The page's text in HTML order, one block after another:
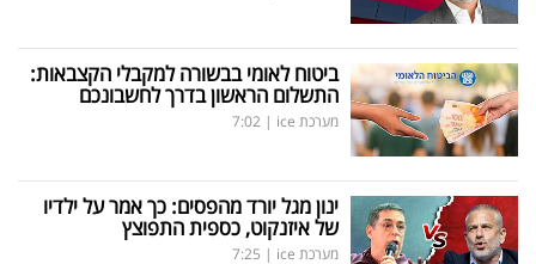
ביטוח לאומי בבשורה למקבלי הקצבאות:
התשלום הראשון בדרך לחשבונכם
מערכת ice |
7:02
ינון מגל יורד מהפסים: כך אמר על ילדיו
של איזנקוט, כספית התפוצץ
מערכת ice |
7:25